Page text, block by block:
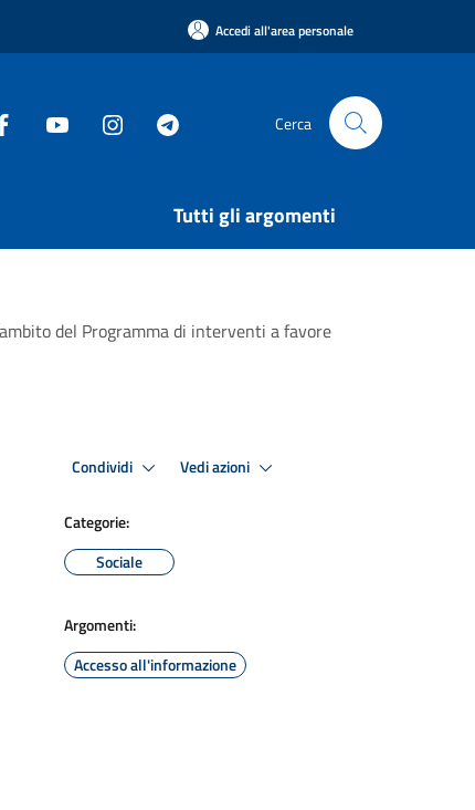
Accedi all'area personale
Cerca
Tutti gli argomenti
del Programma di interventi a favore
Condividi Vedi azioni
Categorie:
Sociale
Argomenti:
Accesso all'informazione